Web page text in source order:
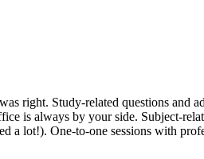
right. Study-related questions and
is always by your side. Subject-
a lot!). One-to-one sessions with